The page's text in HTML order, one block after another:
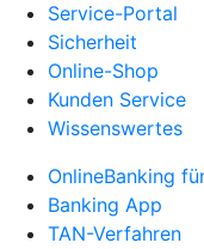
Service-Portal
Sicherheit
Online-Shop
Kunden Service
Wissenswertes
OnlineBanking
Banking App
TAN-Verfahren